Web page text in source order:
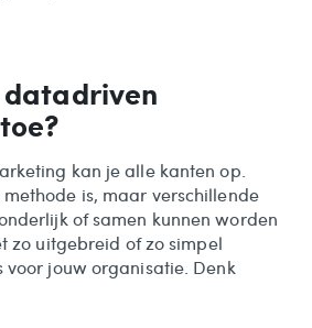
datadriven
kan je alle kanten op.
is, maar verschillende
of samen kunnen worden
zo uitgebreid of zo simpel
voor jouw organisatie. Denk